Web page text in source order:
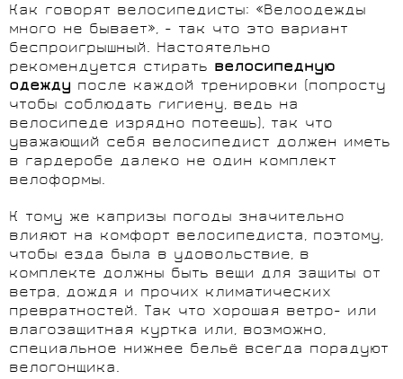
Как говорят велосипедисты: «Велоодежды
много не бывает», - так что это вариант
беспроигрышный. Настоятельно
рекомендуется стирать велосипедную
одежду после каждой тренировки (попросту
чтобы соблюдать гигиену, ведь на
велосипеде изрядно потеешь), так что
уважающий себя велосипедист должен иметь
в гардеробе далеко не один комплект
велоформы.
К тому же капризы погоды значительно
влияют на комфорт велосипедиста, поэтому,
чтобы езда была в удовольствие, в
комплекте должны быть вещи для защиты от
ветра, дождя и прочих климатических
превратностей. Так что хорошая ветро- или
влагозащитная куртка или, возможно,
специальное нижнее бельё всегда порадуют
велогонщика.